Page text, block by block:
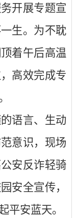
开展专题宣
生。为不耽
着午后高温
高效完成专
语言、生动
意识，现场
安反诈轻骑
安全宣传，
平安蓝天。